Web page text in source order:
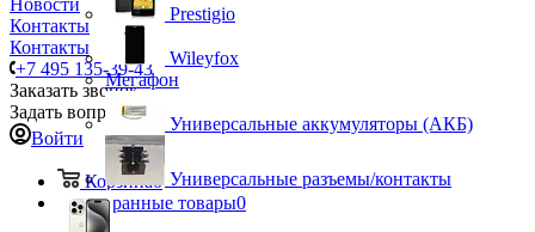
Новости
Контакты
Контакты
+7 495 135-39-43
Заказать звонок
Задать вопрос
Войти
Корзина0
Избранные товары0
Prestigio
Wileyfox
Мегафон
Универсальные аккумуляторы (АКБ)
Универсальные разъемы/контакты